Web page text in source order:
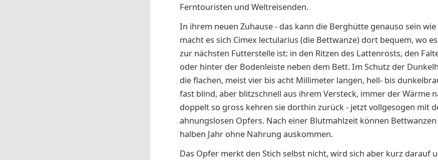
Ferntouristen und Weltreisenden.
In ihrem neuen Zuhause - das kann die Berghütte genauso sein
macht es sich Cimex lectularius (die Bettwanze) dort bequem, wo
zur nächsten Futterstelle ist: in den Ritzen des Lattenrosts, den
oder hinter der Bodenleiste neben dem Bett. Im Schutz der
die flachen, meist vier bis acht Millimeter langen, hell- bis
fast blind, aber blitzschnell aus ihrem Versteck, immer der Wärme
doppelt so gross kehren sie dorthin zurück - jetzt vollgesogen mit
ahnungslosen Opfers. Nach einer Blutmahlzeit können Bettwanzen
halben Jahr ohne Nahrung auskommen.
Das Opfer merkt den Stich selbst nicht, wird sich aber kurz darauf